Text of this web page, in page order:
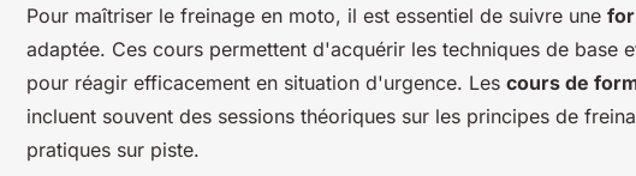
Pour maîtriser le freinage en moto, il est essentiel de suivre une
adaptée. Ces cours permettent d'acquérir les techniques de base
pour réagir efficacement en situation d'urgence. Les cours de
incluent souvent des sessions théoriques sur les principes de
pratiques sur piste.